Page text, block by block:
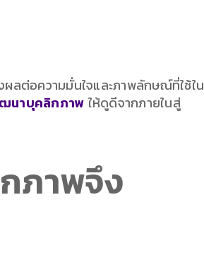
ลต่อความมั่นใจและภาพลักษณ์ที่ใช้ใน
นาบุคลิกภาพ ให้ดูดีจากภายในสู่
ภาพจึง